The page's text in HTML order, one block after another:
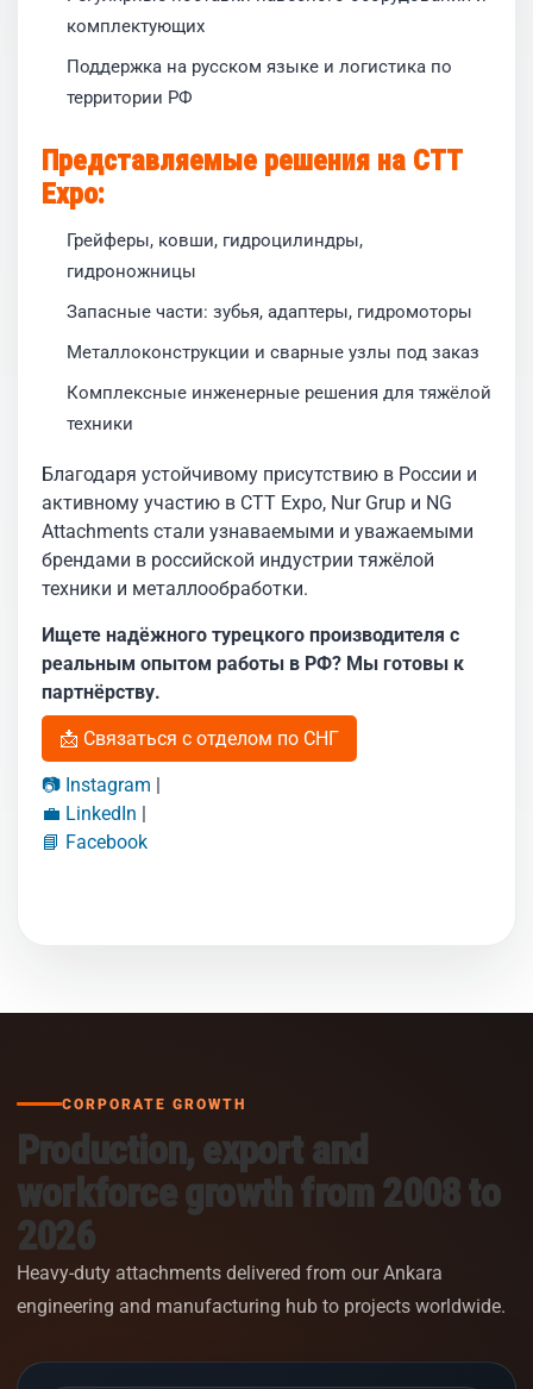
комплектующих
Поддержка на русском языке и логистика по
территории РФ
Представляемые решения на CTT
Expo:
Грейферы, ковши, гидроцилиндры,
гидроножницы
Запасные части: зубья, адаптеры, гидромоторы
Металлоконструкции и сварные узлы под заказ
Комплексные инженерные решения для тяжёлой
техники
Благодаря устойчивому присутствию в России и
активному участию в CTT Expo, Nur Grup и NG
Attachments стали узнаваемыми и уважаемыми
брендами в российской индустрии тяжёлой
техники и металлообработки.
Ищете надёжного турецкого производителя с
реальным опытом работы в РФ? Мы готовы к
партнёрству.
📩 Связаться с отделом по СНГ
📷 Instagram |
💼 LinkedIn |
📘 Facebook
CORPORATE GROWTH
Production, export and
workforce growth from 2008 to
2026
Heavy-duty attachments delivered from our Ankara
engineering and manufacturing hub to projects worldwide.